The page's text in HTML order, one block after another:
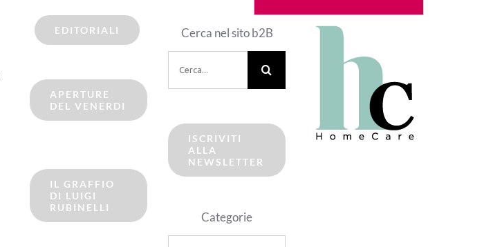
EDITORIALI
APERTURE
DEL VENERDI
IL GRAFFIO
DI LUIGI
RUBINELLI
Cerca nel sito b2B
per:
ISCRIVITI
ALLA
NEWSLETTER
Categorie